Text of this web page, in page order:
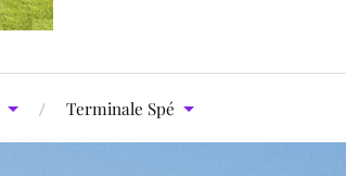
Terminale Spé